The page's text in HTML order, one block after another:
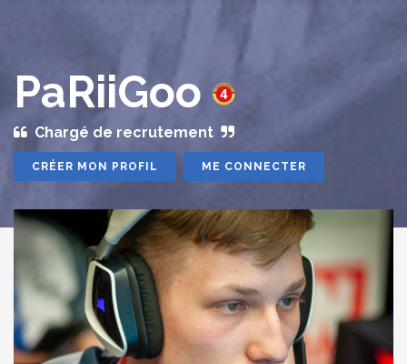
PaRiiGoo
Chargé de recrutement
CRÉER MON PROFIL ME CONNECTER